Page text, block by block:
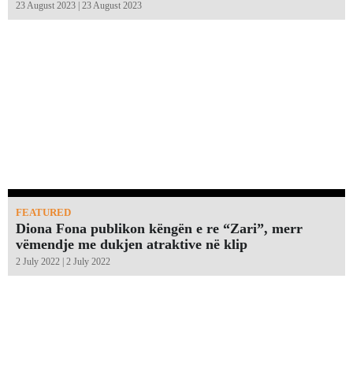
23 August 2023 | 23 August 2023
FEATURED
Diona Fona publikon këngën e re “Zari”, merr
vëmendje me dukjen atraktive në klip
2 July 2022 | 2 July 2022